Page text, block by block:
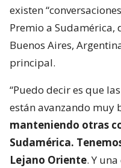
existen
Premio a
Buenos Aires,
principal.
“Puedo decir es que
están avanzando muy
manteniendo otras
Sudamérica.
Lejano Oriente. Y